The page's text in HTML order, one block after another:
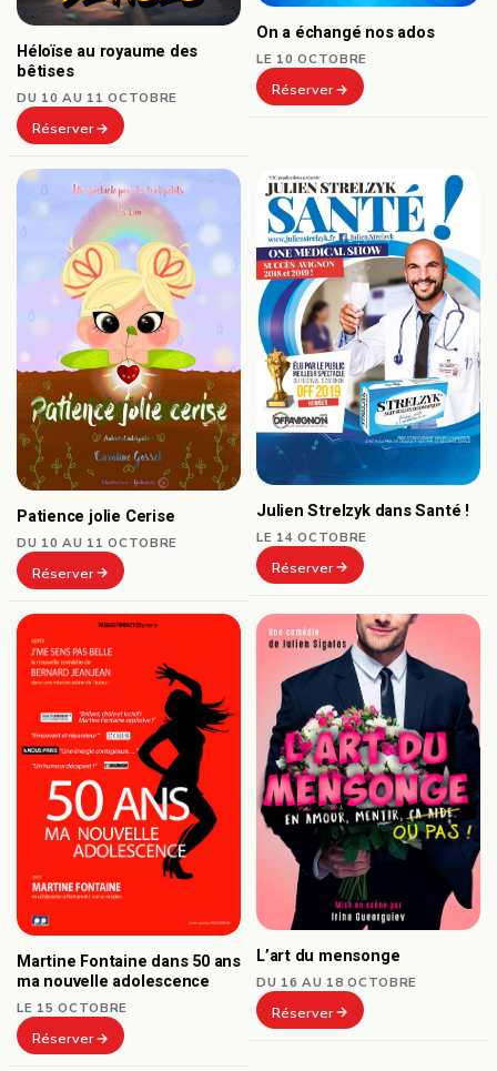
Héloïse au royaume des
bêtises
DU 10 AU 11 OCTOBRE
Réserver
On a échangé nos ados
LE 10 OCTOBRE
Réserver
Patience jolie Cerise
DU 10 AU 11 OCTOBRE
Réserver
Julien Strelzyk dans Santé !
LE 14 OCTOBRE
Réserver
Martine Fontaine dans 50 ans
ma nouvelle adolescence
LE 15 OCTOBRE
Réserver
L’art du mensonge
DU 16 AU 18 OCTOBRE
Réserver